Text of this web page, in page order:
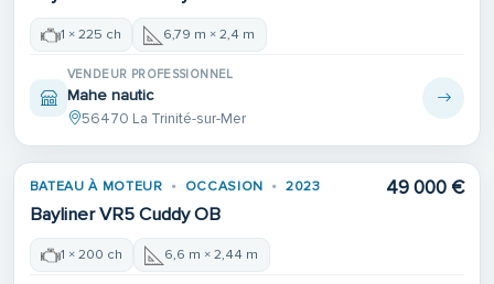
1 × 225 ch 6,79 m × 2,4 m
VENDEUR PROFESSIONNEL
Mahe nautic
56470 La Trinité-sur-Mer
BATEAU À MOTEUR OCCASION 2023
Bayliner VR5 Cuddy OB
49 000 €
1 × 200 ch 6,6 m × 2,44 m